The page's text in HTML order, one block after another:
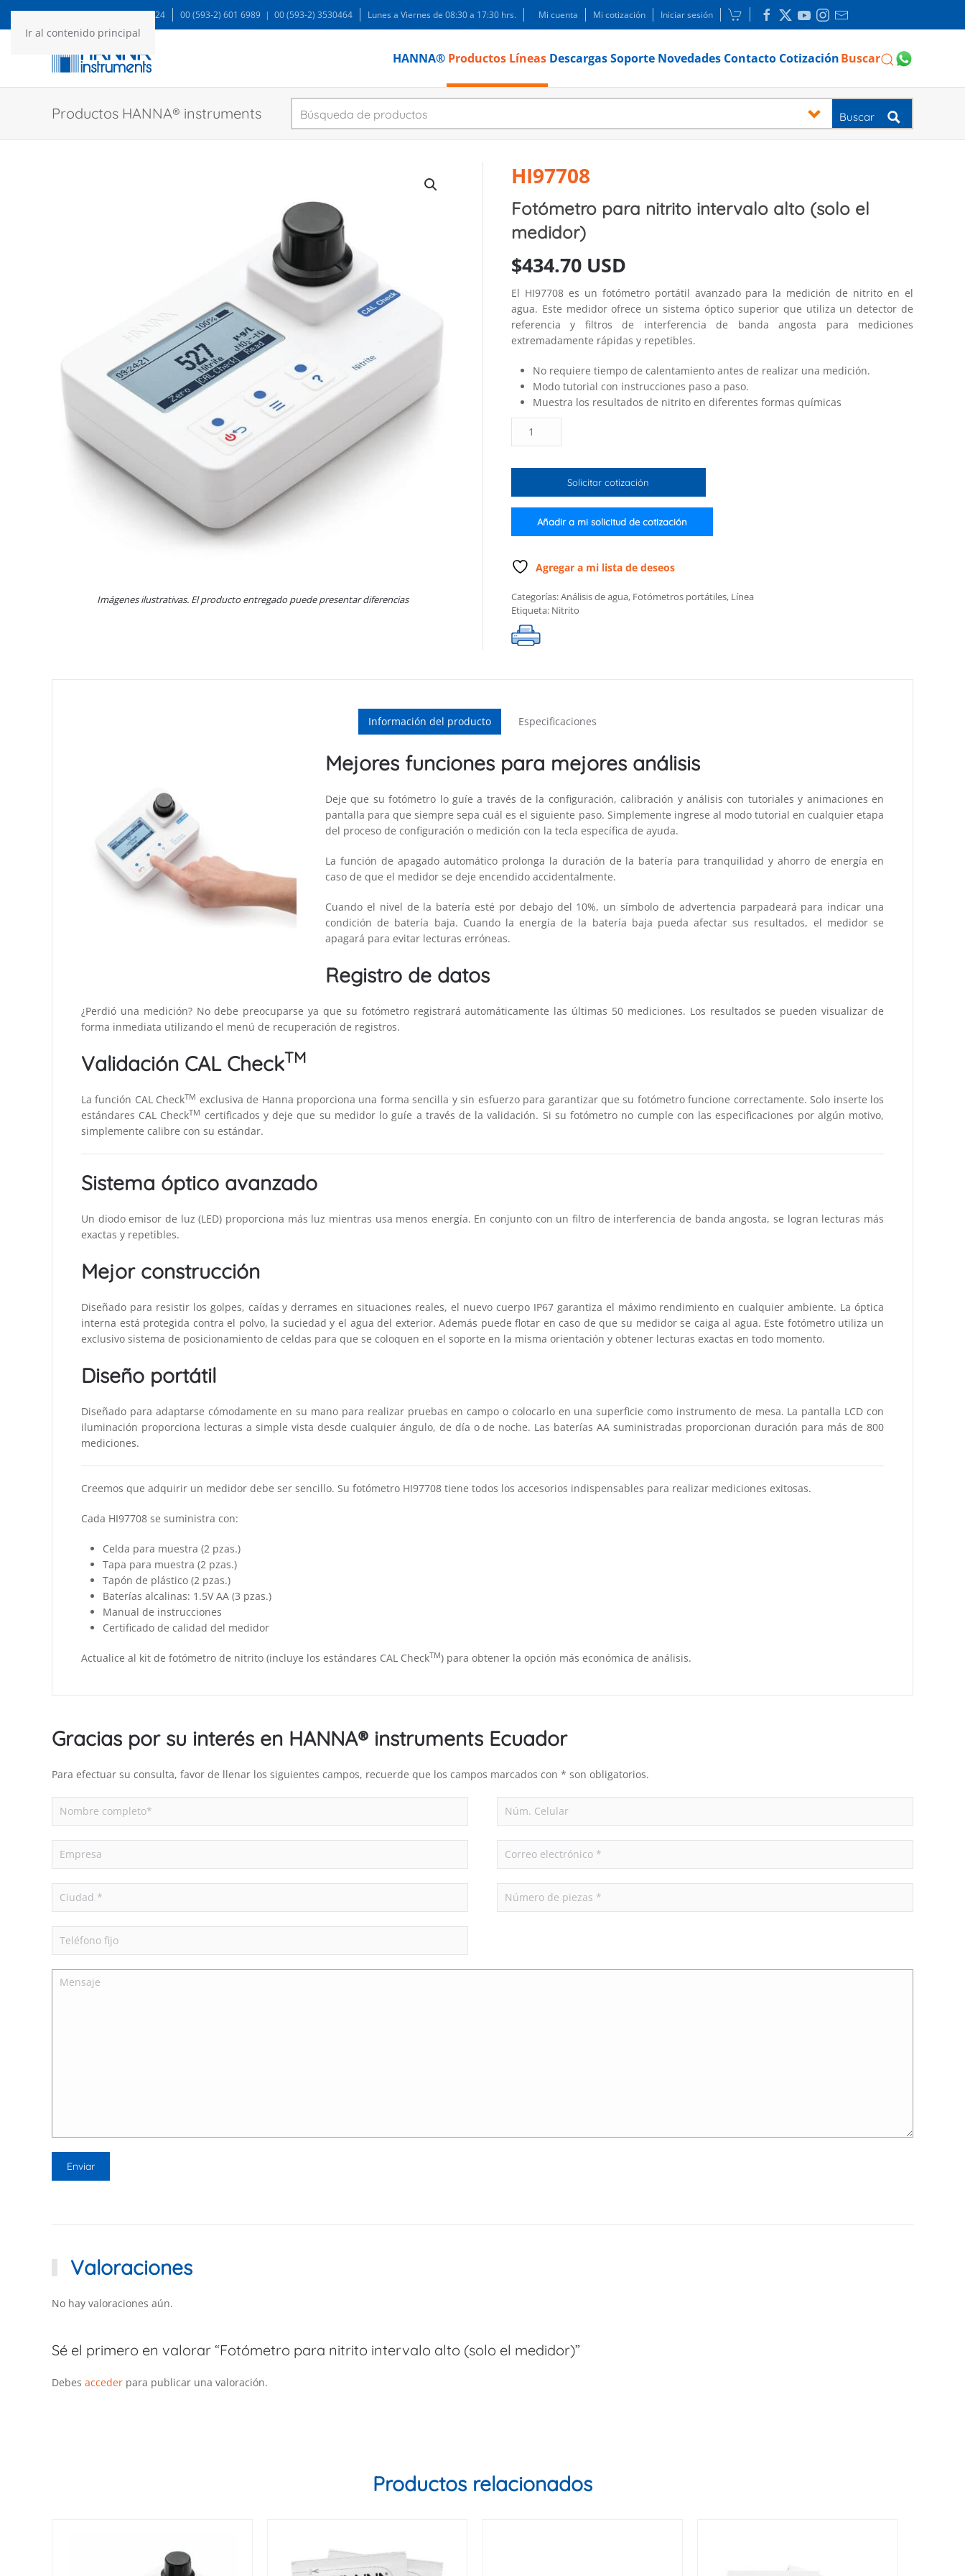
Ir al contenido principal
WA: 99935 1624 00 (593-2) 601 6989 | 00 (593-2) 3530464 Lunes a Viernes de 08:30 a 17:30 hrs. Mi cuenta Mi cotización Iniciar sesión
HANNA® Productos Líneas DescargasSoporte Novedades Contacto CotizaciónBuscar
Productos HANNA® instruments Buscar
Imágenes ilustrativas. El producto entregado puede presentar diferencias
HI97708
Fotómetro para nitrito intervalo alto (solo el
medidor)
$434.70 USD
El HI97708 es un fotómetro portátil avanzado para la medición de nitrito en el
agua. Este medidor ofrece un sistema óptico superior que utiliza un detector de
referencia y filtros de interferencia de banda angosta para mediciones
extremadamente rápidas y repetibles.
No requiere tiempo de calentamiento antes de realizar una medición.
Modo tutorial con instrucciones paso a paso.
Muestra los resultados de nitrito en diferentes formas químicas
para
intervalo
medidor)
Solicitar cotización
Añadir a mi solicitud de cotización
Agregar a mi lista de deseos
Categorías:Análisis de agua, Fotómetros portátiles, Línea
Etiqueta: Nitrito
Información del producto Especificaciones
Mejores funciones para mejores análisis
Deje que su fotómetro lo guíe a través de la configuración, calibración y análisis con tutoriales y animaciones en
pantalla para que siempre sepa cuál es el siguiente paso. Simplemente ingrese al modo tutorial en cualquier etapa
del proceso de configuración o medición con la tecla específica de ayuda.
La función de apagado automático prolonga la duración de la batería para tranquilidad y ahorro de energía en
caso de que el medidor se deje encendido accidentalmente.
Cuando el nivel de la batería esté por debajo del 10%, un símbolo de advertencia parpadeará para indicar una
condición de batería baja. Cuando la energía de la batería baja pueda afectar sus resultados, el medidor se
apagará para evitar lecturas erróneas.
Registro de datos
¿Perdió una medición? No debe preocuparse ya que su fotómetro registrará automáticamente las últimas 50 mediciones. Los resultados se pueden visualizar de
forma inmediata utilizando el menú de recuperación de registros.
Validación CAL CheckTM
La función CAL CheckTM exclusiva de Hanna proporciona una forma sencilla y sin esfuerzo para garantizar que su fotómetro funcione correctamente. Solo inserte los
estándares CAL CheckTM certificados y deje que su medidor lo guíe a través de la validación. Si su fotómetro no cumple con las especificaciones por algún motivo,
simplemente calibre con su estándar.
Sistema óptico avanzado
Un diodo emisor de luz (LED) proporciona más luz mientras usa menos energía. En conjunto con un filtro de interferencia de banda angosta, se logran lecturas más
exactas y repetibles.
Mejor construcción
Diseñado para resistir los golpes, caídas y derrames en situaciones reales, el nuevo cuerpo IP67 garantiza el máximo rendimiento en cualquier ambiente. La óptica
interna está protegida contra el polvo, la suciedad y el agua del exterior. Además puede flotar en caso de que su medidor se caiga al agua. Este fotómetro utiliza un
exclusivo sistema de posicionamiento de celdas para que se coloquen en el soporte en la misma orientación y obtener lecturas exactas en todo momento.
Diseño portátil
Diseñado para adaptarse cómodamente en su mano para realizar pruebas en campo o colocarlo en una superficie como instrumento de mesa. La pantalla LCD con
iluminación proporciona lecturas a simple vista desde cualquier ángulo, de día o de noche. Las baterías AA suministradas proporcionan duración para más de 800
mediciones.
Creemos que adquirir un medidor debe ser sencillo. Su fotómetro HI97708 tiene todos los accesorios indispensables para realizar mediciones exitosas.
Cada HI97708 se suministra con:
Celda para muestra (2 pzas.)
Tapa para muestra (2 pzas.)
Tapón de plástico (2 pzas.)
Baterías alcalinas: 1.5V AA (3 pzas.)
Manual de instrucciones
Certificado de calidad del medidor
Actualice al kit de fotómetro de nitrito (incluye los estándares CAL CheckTM) para obtener la opción más económica de análisis.
Gracias por su interés en HANNA® instruments Ecuador
Para efectuar su consulta, favor de llenar los siguientes campos, recuerde que los campos marcados con * son obligatorios.
Valoraciones
No hay valoraciones aún.
Sé el primero en valorar “Fotómetro para nitrito intervalo alto (solo el medidor)”
Debes acceder para publicar una valoración.
Productos relacionados